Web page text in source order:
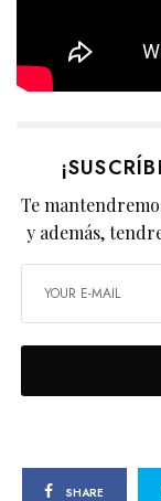
Te
y además,
SHARE